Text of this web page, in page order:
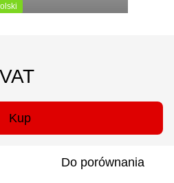
Kup
Do porównania